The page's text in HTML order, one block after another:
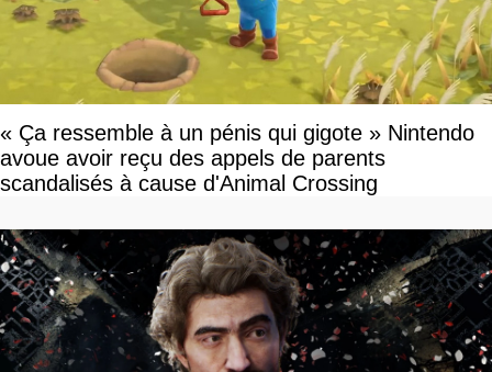
« Ça ressemble à un pénis qui gigote » Nintendo
avoue avoir reçu des appels de parents
scandalisés à cause d'Animal Crossing